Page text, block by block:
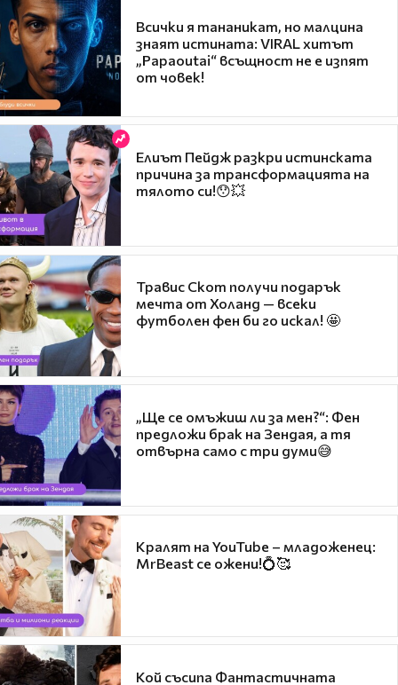
Всички я тананикат, но малцина
знаят истината: VIRAL хитът
„Papaoutai“ всъщност не е изпят
от човек!
Елиът Пейдж разкри истинската
причина за трансформацията на
тялото си!😯💥
Травис Скот получи подарък
мечта от Холанд — всеки
футболен фен би го искал! 🤩
„Ще се омъжиш ли за мен?“: Фен
предложи брак на Зендая, а тя
отвърна само с три думи😅
Кралят на YouTube – младоженец:
MrBeast се ожени!💍🥰
Кой съсипа Фантастичната